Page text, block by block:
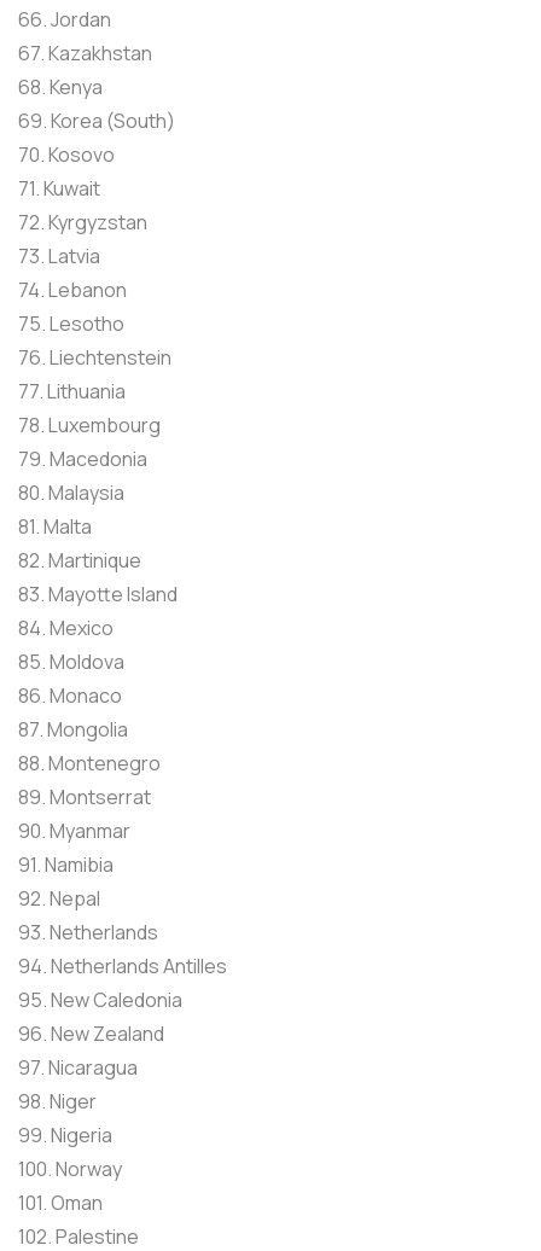
66. Jordan
67. Kazakhstan
68. Kenya
69. Korea (South)
70. Kosovo
71. Kuwait
72. Kyrgyzstan
73. Latvia
74. Lebanon
75. Lesotho
76. Liechtenstein
77. Lithuania
78. Luxembourg
79. Macedonia
80. Malaysia
81. Malta
82. Martinique
83. Mayotte Island
84. Mexico
85. Moldova
86. Monaco
87. Mongolia
88. Montenegro
89. Montserrat
90. Myanmar
91. Namibia
92. Nepal
93. Netherlands
94. Netherlands Antilles
95. New Caledonia
96. New Zealand
97. Nicaragua
98. Niger
99. Nigeria
100. Norway
101. Oman
102. Palestine